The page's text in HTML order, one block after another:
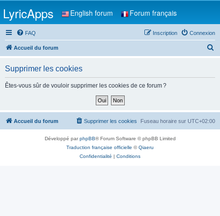
LyricApps English forum Forum français
FAQ Connexion
Inscription
Accueil du forum
h
Supprimer les cookies
Êtes-vous sûr de vouloir supprimer les cookies de ce forum ?
Accueil du forum Fuseau horaire sur UTC+02:00
Supprimer les cookies
Développé parphpBB® Forum Software © phpBB Limited
Traduction française officielle ©Qiaeru
Confidentialité | Conditions